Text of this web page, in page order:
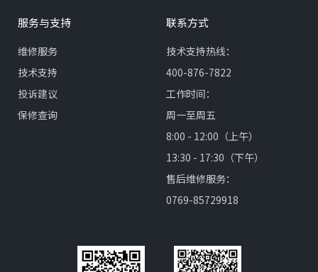
服务与支持
维修服务
技术支持
投诉建议
保修查询
联系方式
技术支持热线：
400-876-7822
工作时间：
周一至周五
8:00 - 12:00（上午）
13:30 - 17:30（下午）
售后维修服务：
0769-85729918